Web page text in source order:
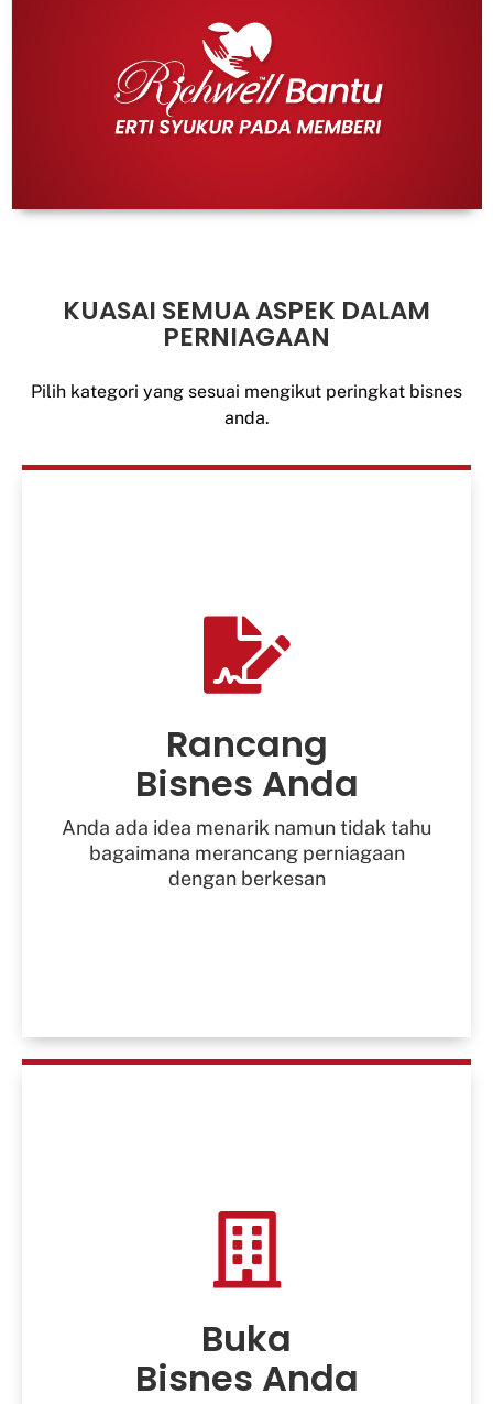
KUASAI SEMUA ASPEK DALAM
PERNIAGAAN
Pilih kategori yang sesuai mengikut peringkat bisnes
anda.
Rancang
Bisnes Anda
Anda ada idea menarik namun tidak tahu
bagaimana merancang perniagaan
dengan berkesan
Rancang Model Perniagaan Anda
Tentukan produk/servis yang anda tawarkan
Kajian Pasaran Dan Analisa Persaingan
Buka
Bisnes Anda
Memilih Nama Perniagaan
Memilih Struktur Syarikat
Mendaftarkan Perniagaan
Mendaftarkan Hak Cipta
Membuka Akaun Perniagaan
Pengurusan Kewangan
Pembelian Aset Dan Peralatan
Melantik Dan Menguruskan Pekerja
Pematuhan Undang-Undang